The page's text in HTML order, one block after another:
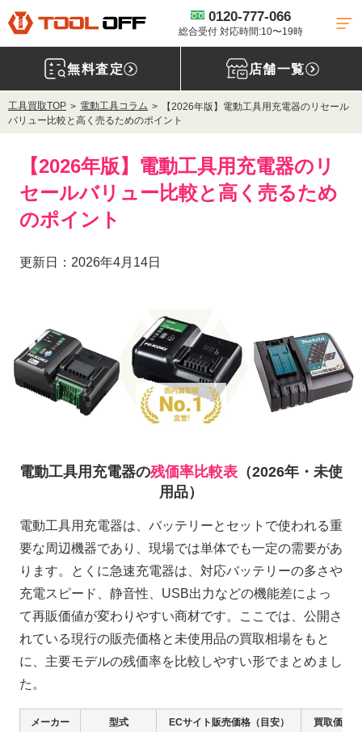
0120-777-066
総合受付 対応時間:10〜19時
無料査定 店舗一覧
工具買取TOP 電動工具コラム
【2026年版】電動工具用充電器のリセール
バリュー比較と高く売るためのポイント
【2026年版】電動工具用充電器のリ
セールバリュー比較と高く売るため
のポイント
更新日：2026年4月14日
電動工具用充電器の残価率比較表 （2026年・未使
用品）
電動工具用充電器は、バッテリーとセットで使われる重
要な周辺機器であり、現場では単体でも一定の需要があ
ります。とくに急速充電器は、対応バッテリーの多さや
充電スピード、静音性、USB出力などの機能差によっ
て再販価値が変わりやすい商材です。ここでは、公開さ
れている現行の販売価格と未使用品の買取相場をもと
に、主要モデルの残価率を比較しやすい形でまとめまし
た。
メーカー 型式 ECサイト販売価格（目安） 買取価格